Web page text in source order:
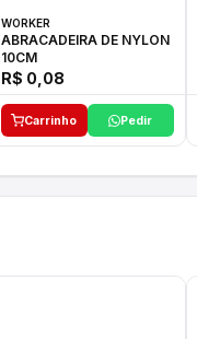
WORKER
ABRACADEIRA DE NYLON
10CM
R$ 0,08
Carrinho Pedir